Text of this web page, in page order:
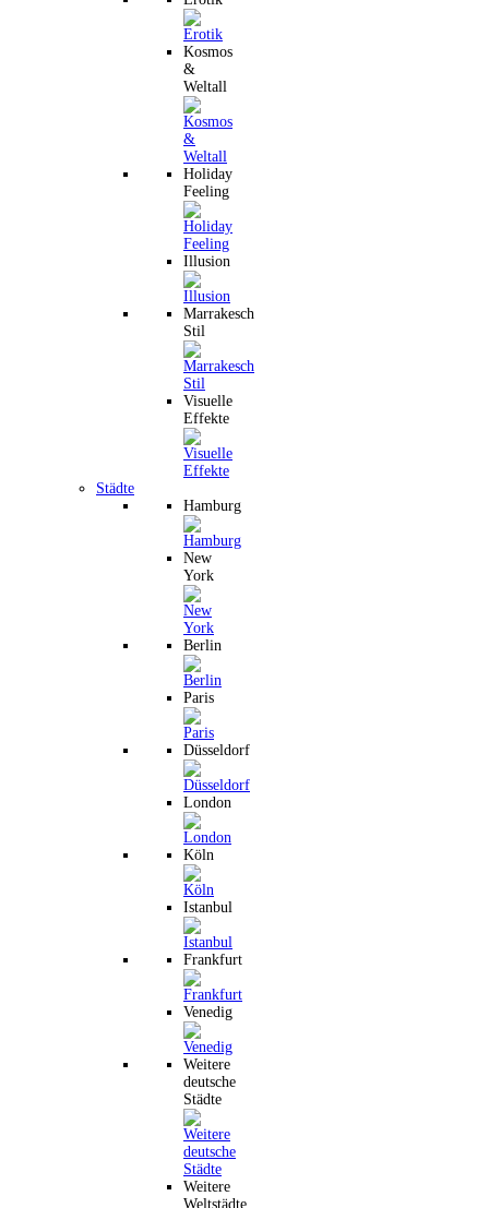
Kosmos
&
Weltall
Holiday
Feeling
Illusion
Marrakesch
Stil
Visuelle
Effekte
Städte
Hamburg
New
York
Berlin
Paris
Düsseldorf
London
Köln
Istanbul
Frankfurt
Venedig
Weitere
deutsche
Städte
Weitere
Weltstädte